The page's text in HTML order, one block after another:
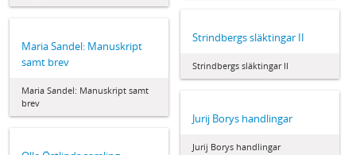
Strindbergs släktingar II
Strindbergs släktingar II
Maria Sandel: Manuskript
samt brev
Maria Sandel: Manuskript samt
brev
Jurij Borys handlingar
Jurij Borys handlingar